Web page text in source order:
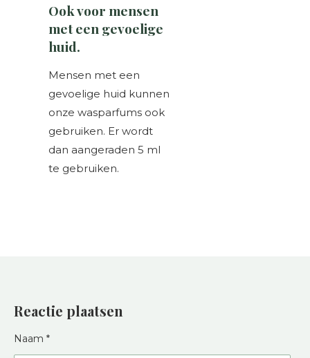
Ook voor mensen
met een gevoelige
huid.
Mensen met een
gevoelige huid kunnen
onze wasparfums ook
gebruiken. Er wordt
dan aangeraden 5 ml
te gebruiken.
Reactie plaatsen
Naam *